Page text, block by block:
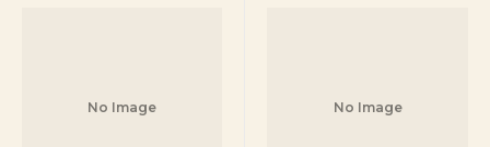
No Image No Image